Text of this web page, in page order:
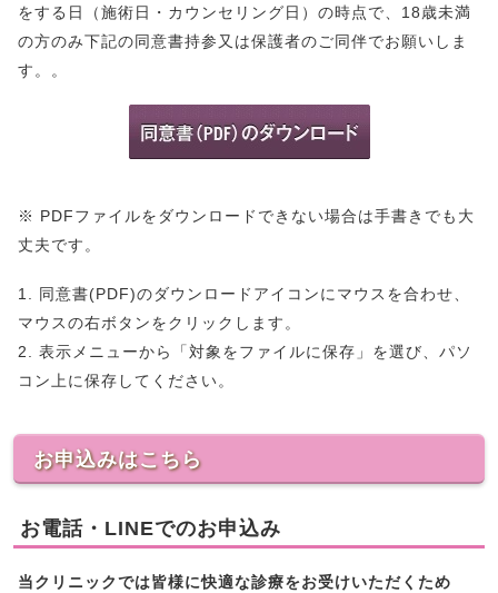
をする日（施術日・カウンセリング日）の時点で、18歳未満
の方のみ下記の同意書持参又は保護者のご同伴でお願いしま
す。。
※ PDFファイルをダウンロードできない場合は手書きでも大
丈夫です。
1. 同意書(PDF)のダウンロードアイコンにマウスを合わせ、
マウスの右ボタンをクリックします。
2. 表示メニューから「対象をファイルに保存」を選び、パソ
コン上に保存してください。
お申込みはこちら
お電話・LINEでのお申込み
当クリニックでは皆様に快適な診療をお受けいただくため